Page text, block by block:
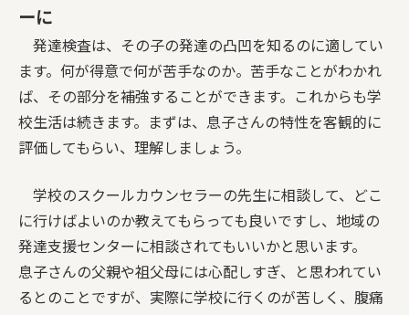
ーに
発達検査は、その子の発達の凸凹を知るのに適してい
ます。何が得意で何が苦手なのか。苦手なことがわかれ
ば、その部分を補強することができます。これからも学
校生活は続きます。まずは、息子さんの特性を客観的に
評価してもらい、理解しましょう。
学校のスクールカウンセラーの先生に相談して、どこ
に行けばよいのか教えてもらっても良いですし、地域の
発達支援センターに相談されてもいいかと思います。
息子さんの父親や祖父母には心配しすぎ、と思われてい
るとのことですが、実際に学校に行くのが苦しく、腹痛